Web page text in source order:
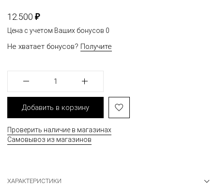
12.500 ₽
Цена с учетом Ваших бонусов 0
Не хватает бонусов? Получите
1
Добавить в корзину
Проверить наличие в магазинах
Самовывоз из магазинов
ХАРАКТЕРИСТИКИ